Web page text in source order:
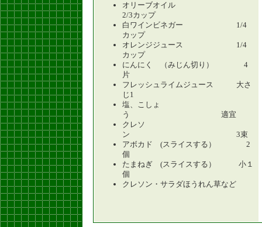
オリーブオイル
2/3カップ
白ワインビネガー 1/4
カップ
オレンジジュース 1/4
カップ
にんにく （みじん切り） 4
片
フレッシュライムジュース 大さ
じ1
塩、こしょ
う 適宜
クレソ
ン 3束
アボカド (スライスする） 2
個
たまねぎ (スライスする） 小１
個
クレソン・サラダほうれん草など